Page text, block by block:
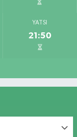
YATSI
21:50